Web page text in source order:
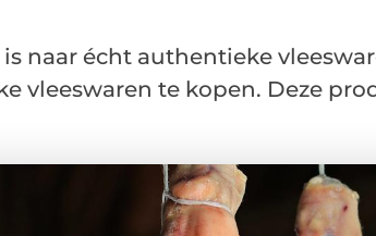
naar écht authentieke
vleeswaren te kopen. Deze